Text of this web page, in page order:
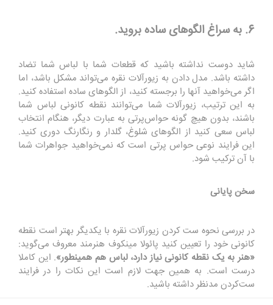
6. به سراغ الگوهای ساده بروید.
شاید دوست نداشته باشید که قطعات شما با لباس شما تضاد
داشته باشد. مدل دادن به زیورآلات نقره می‌تواند مشکل باشد، اما
اگر می‌خواهید آنها را برجسته کنید، از الگوهای ساده استفاده کنید.
به این ترتیب، زیورآلات شما می‌توانند نقطه کانونی لباس شما
باشند، بدون هیچ گونه حواس‌پرتی به عبارت دیگر، هنگام انتخاب
لباس سعی کنید از الگوهای شلوغ، گلدار و رنگارنگ دوری کنید.
این فرایند نوعی حواس پرتی است که نمی‌خواهید جواهرات شما
با آن ترکیب شود.
سخن پایانی
در بررسی نحوه ست کردن زیورآلات نقره با یکدیگر بهتر است نقطه
کانونی خود را تعیین کنید پائولا مینکوف هنرمند معروف می‌گوید:
«هنر به یک نقطه کانونی نیاز دارد، لباس هم همینطور». این کاملا
درست است. به همین جهت لازم است این نکات را در فرایند
ست‌کردن مدنظر داشته باشید.